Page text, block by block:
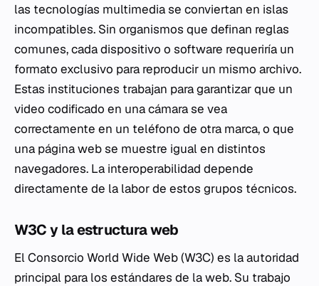
las tecnologías multimedia se conviertan en islas
incompatibles. Sin organismos que definan reglas
comunes, cada dispositivo o software requeriría un
formato exclusivo para reproducir un mismo archivo.
Estas instituciones trabajan para garantizar que un
video codificado en una cámara se vea
correctamente en un teléfono de otra marca, o que
una página web se muestre igual en distintos
navegadores. La interoperabilidad depende
directamente de la labor de estos grupos técnicos.
W3C y la estructura web
El Consorcio World Wide Web (W3C) es la autoridad
principal para los estándares de la web. Su trabajo